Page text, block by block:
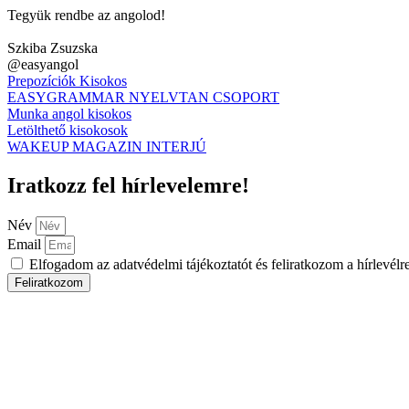
Tegyük rendbe az angolod!
Szkiba Zsuzska
@easyangol
Prepozíciók Kisokos
EASYGRAMMAR NYELVTAN CSOPORT
Munka angol kisokos
Letölthető kisokosok
WAKEUP MAGAZIN INTERJÚ
Iratkozz fel hírlevelemre!
Név
Email
Elfogadom az adatvédelmi tájékoztatót és feliratkozom a
Feliratkozom